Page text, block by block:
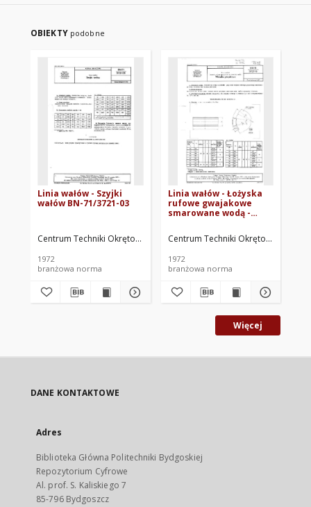
OBIEKTY podobne
Linia wałów - Szyjki
wałów BN-71/3721-03
Centrum Techniki Okrętowej w Gdańsku. Oprac.
1972
branżowa norma
Linia wałów - Łożyska
rufowe gwajakowe
smarowane wodą -
BN-71/3721-16
Centrum Techniki Okrętowej w
1972
branżowa norma
Więcej
DANE KONTAKTOWE
Adres
Biblioteka Główna Politechniki Bydgoskiej
Repozytorium Cyfrowe
Al. prof. S. Kaliskiego 7
85-796 Bydgoszcz